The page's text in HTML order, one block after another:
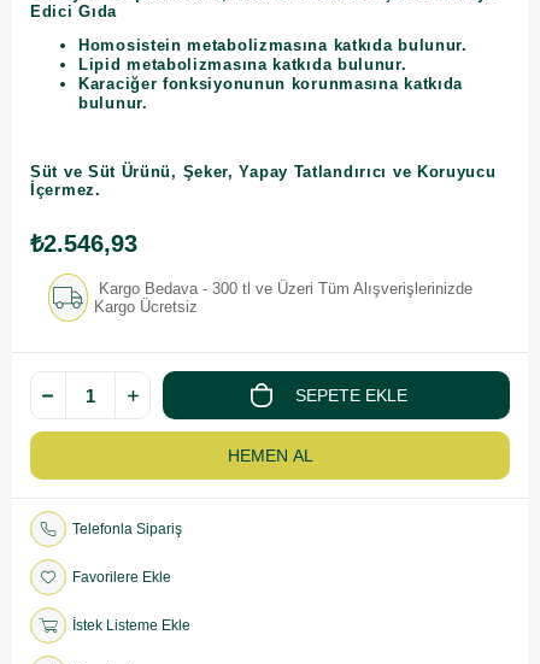
Edici Gıda
Homosistein metabolizmasına katkıda bulunur.
Lipid metabolizmasına katkıda bulunur.
Karaciğer fonksiyonunun korunmasına katkıda
bulunur.
Süt ve Süt Ürünü, Şeker, Yapay Tatlandırıcı ve Koruyucu
İçermez.
₺2.546,93
Kargo Bedava - 300 tl ve Üzeri Tüm Alışverişlerinizde
Kargo Ücretsiz
Telefonla Sipariş
Favorilere Ekle
İstek Listeme Ekle